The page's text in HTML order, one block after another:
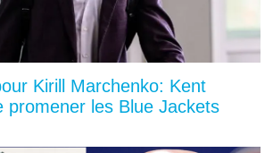
Kirill Marchenko: Kent
promener les Blue Jackets